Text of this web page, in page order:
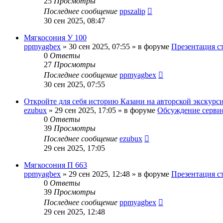
Последнее сообщение ppszalip
30 сен 2025, 08:47
Мягкосония У 100
ppmyagbex » 30 сен 2025, 07:55 » в форуме Презентация
0 Ответы
27 Просмотры
Последнее сообщение ppmyagbex
30 сен 2025, 07:55
Откройте для себя историю Казани на авторской
ezubux » 29 сен 2025, 17:05 » в форуме Обсуждение
0 Ответы
39 Просмотры
Последнее сообщение ezubux
29 сен 2025, 17:05
Мягкосония П 663
ppmyagbex » 29 сен 2025, 12:48 » в форуме Презентация
0 Ответы
39 Просмотры
Последнее сообщение ppmyagbex
29 сен 2025, 12:48